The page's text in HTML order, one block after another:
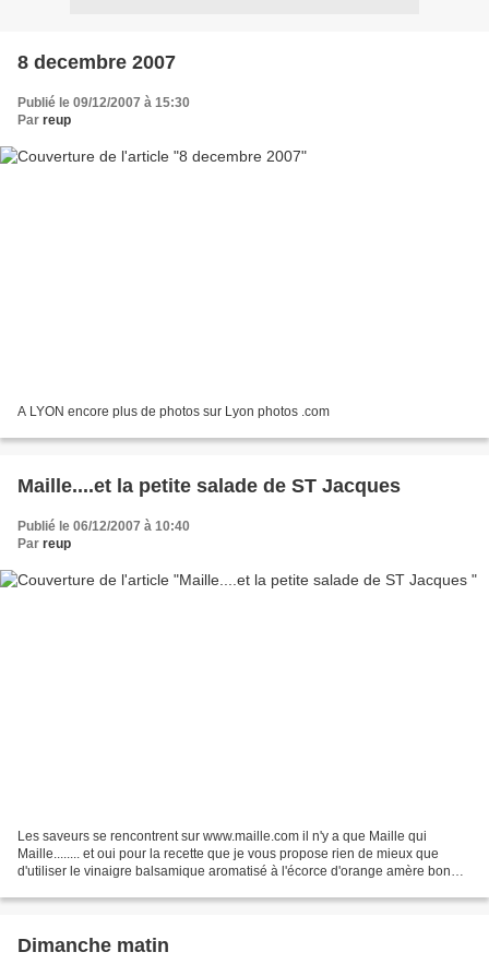
8 decembre 2007
Publié le 09/12/2007 à 15:30
Par reup
A LYON encore plus de photos sur Lyon photos .com
Maille....et la petite salade de ST Jacques
Publié le 06/12/2007 à 10:40
Par reup
Les saveurs se rencontrent sur www.maille.com il n'y a que Maille qui
Maille........ et oui pour la recette que je vous propose rien de mieux que
d'utiliser le vinaigre balsamique aromatisé à l'écorce d'orange amère bon
Dimanche matin